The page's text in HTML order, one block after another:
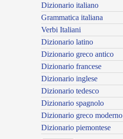
Dizionario italiano
Grammatica italiana
Verbi Italiani
Dizionario latino
Dizionario greco antico
Dizionario francese
Dizionario inglese
Dizionario tedesco
Dizionario spagnolo
Dizionario greco moderno
Dizionario piemontese